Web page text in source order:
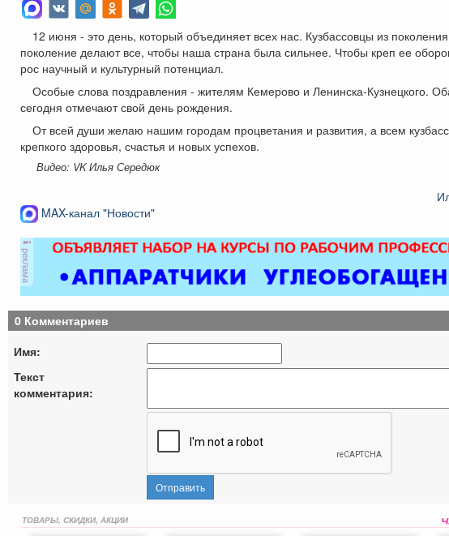
12 июня - это день, который объединяет всех нас. Кузбассовцы из
поколение делают все, чтобы наша страна была сильнее. Чтобы креп ее
рос научный и культурный потенциал.
Особые слова поздравления - жителям Кемерово и Ленинска-Кузнецкого.
сегодня отмечают свой день рождения.
От всей души желаю нашим городам процветания и развития, а всем
крепкого здоровья, счастья и новых успехов.
Видео: VK Илья Середюк
MAX-канал "Новости"
реклама
0 Комментариев
Имя:
Текст
комментария:
Отправить
ТОВАРЫ, СКИДКИ, АКЦИИ